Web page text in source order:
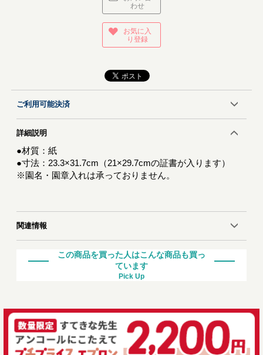
わせ
お気に入
り登録
ご利用可能決済
詳細説明
●材質：紙
●寸法：23.3×31.7cm（21×29.7cmの証書が入ります）
※園名・園章入れは承っておりません。
関連情報
この商品を買った人はこんな商品も買っ
ています
Pick Up